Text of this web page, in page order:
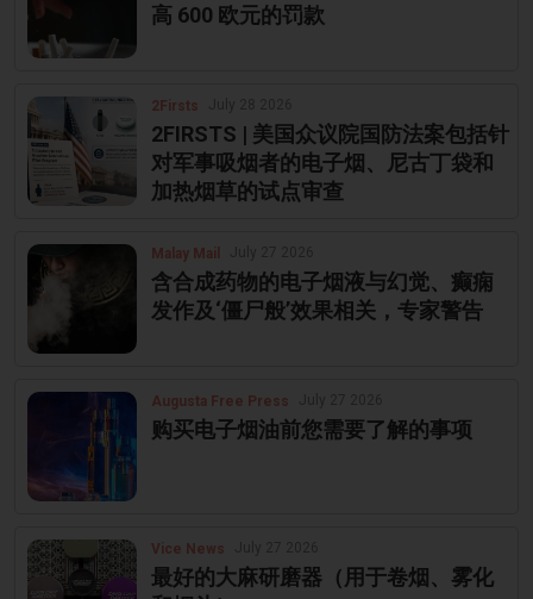
高 600 欧元的罚款
2Firsts
2FIRSTS | 美国众议院国防法案包括针
对军事吸烟者的电子烟、尼古丁袋和
加热烟草的试点审查
Malay Mail
含合成药物的电子烟液与幻觉、癫痫
发作及‘僵尸般’效果相关，专家警告
Augusta Free Press
购买电子烟油前您需要了解的事项
Vice News
最好的大麻研磨器（用于卷烟、雾化